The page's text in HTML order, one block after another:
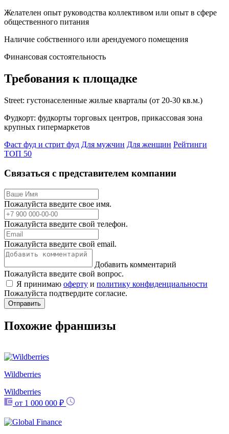
Желателен опыт руководства коллективом или опыт в сфере
общественного питания
Наличие собственного или арендуемого помещения
Финансовая состоятельность
Требования к площадке
Street: густонаселенные жилые кварталы (от 20-30 кв.м.)
Фудкорт: фудкорты торговых центров, прикассовая зона
крупных гипермаркетов
Фаст фуд и стрит фуд Для мужчин Для женщин Рейтинги
ТОП 50
Связаться с представителем компании
Пожалуйста введите свое имя.
Пожалуйста введите свой телефон.
Пожалуйста введите свой email.
Добавить комментарий
Пожалуйста введите свой вопрос.
Я принимаю оферту и политику конфиденциальности
Пожалуйста подтвердите согласие.
Отправить
Похожие франшизы
Wildberries
Wildberries
от 1 000 000 ₽